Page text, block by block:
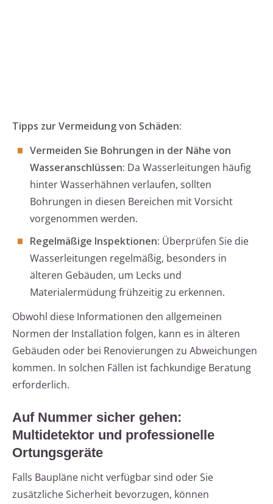
Tipps zur Vermeidung von Schäden:
Vermeiden Sie Bohrungen in der Nähe von
Wasseranschlüssen: Da Wasserleitungen häufig
hinter Wasserhähnen verlaufen, sollten
Bohrungen in diesen Bereichen mit Vorsicht
vorgenommen werden.
Regelmäßige Inspektionen: Überprüfen Sie die
Wasserleitungen regelmäßig, besonders in
älteren Gebäuden, um Lecks und
Materialermüdung frühzeitig zu erkennen.
Obwohl diese Informationen den allgemeinen
Normen der Installation folgen, kann es in älteren
Gebäuden oder bei Renovierungen zu Abweichungen
kommen. In solchen Fällen ist fachkundige Beratung
erforderlich.
Auf Nummer sicher gehen:
Multidetektor und professionelle
Ortungsgeräte
Falls Baupläne nicht verfügbar sind oder Sie
zusätzliche Sicherheit bevorzugen, können